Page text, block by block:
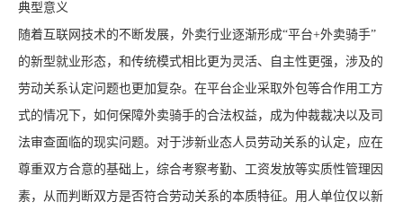
典型意义
随着互联网技术的不断发展，外卖行业逐渐形成“平台+外卖骑手”
的新型就业形态，和传统模式相比更为灵活、自主性更强，涉及的
劳动关系认定问题也更加复杂。在平台企业采取外包等合作用工方
式的情况下，如何保障外卖骑手的合法权益，成为仲裁裁决以及司
法审查面临的现实问题。对于涉新业态人员劳动关系的认定，应在
尊重双方合意的基础上，综合考察考勤、工资发放等实质性管理因
素，从而判断双方是否符合劳动关系的本质特征。用人单位仅以新